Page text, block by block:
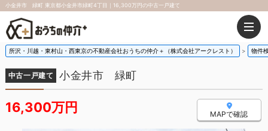
小金井市 緑町 東京都小金井市緑町4丁目｜16,300万円の中古一戸建て
所沢・川越・東村山・西東京の不動産会社おうちの仲介＋（株式会社アークレスト） 物件
中古一戸建て 小金井市 緑町
16,300万円 MAPで確認